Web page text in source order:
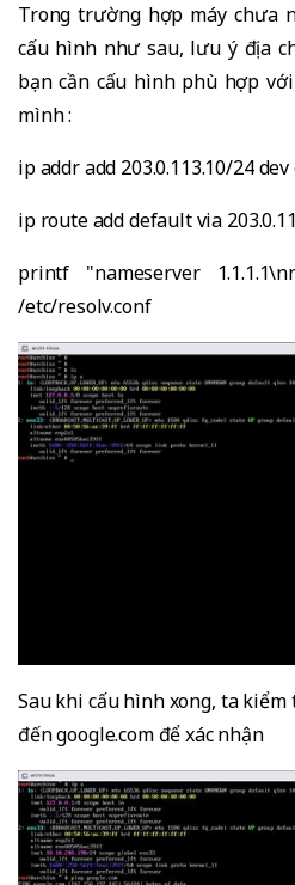
Trong trường hợp máy chưa
cấu hình như sau, lưu ý địa
bạn cần cấu hình phù hợp
mình :
ip addr add 203.0.113.10/24 dev
ip route add default via
printf "nameserver
/etc/resolv.conf
Sau khi cấu hình xong, ta
đến google.com để xác nhận